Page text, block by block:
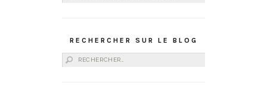
RECHERCHER SUR LE BLOG
Rechercher :